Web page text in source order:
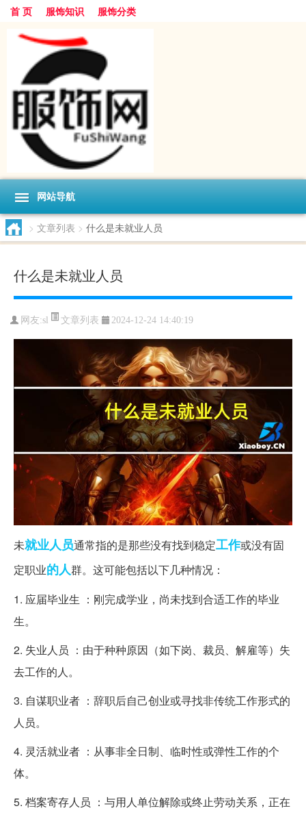
首 页 服饰知识 服饰分类
网站导航
> 文章列表 > 什么是未就业人员
什么是未就业人员
网友:sl 文章列表 2024-12-24 14:40:19
未就业人员通常指的是那些没有找到稳定工作或没有固
定职业的人群。这可能包括以下几种情况：
1. 应届毕业生 ：刚完成学业，尚未找到合适工作的毕业
生。
2. 失业人员 ：由于种种原因（如下岗、裁员、解雇等）失
去工作的人。
3. 自谋职业者 ：辞职后自己创业或寻找非传统工作形式的
人员。
4. 灵活就业者 ：从事非全日制、临时性或弹性工作的个
体。
5. 档案寄存人员 ：与用人单位解除或终止劳动关系，正在